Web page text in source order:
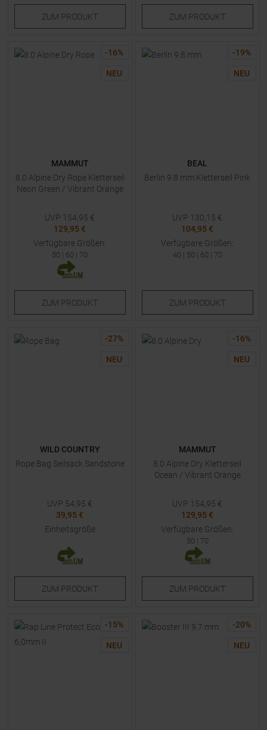
ZUM PRODUKT ZUM PRODUKT
-16%
NEU
MAMMUT
8.0 Alpine Dry Rope Kletterseil
Neon Green / Vibrant Orange
UVP 154,95 €
129,95 €
Verfügbare Größen:
50 | 60 | 70
ZUM PRODUKT
-19%
NEU
BEAL
Berlin 9.8 mm Kletterseil Pink
UVP 130,15 €
104,95 €
Verfügbare Größen:
40 | 50 | 60 | 70
ZUM PRODUKT
-27%
NEU
WILD COUNTRY
Rope Bag Seilsack Sandstone
UVP 54,95 €
39,95 €
Einheitsgröße
ZUM PRODUKT
-16%
NEU
MAMMUT
8.0 Alpine Dry Kletterseil
Ocean / Vibrant Orange
UVP 154,95 €
129,95 €
Verfügbare Größen:
50 | 70
ZUM PRODUKT
-15%
NEU
-20%
NEU